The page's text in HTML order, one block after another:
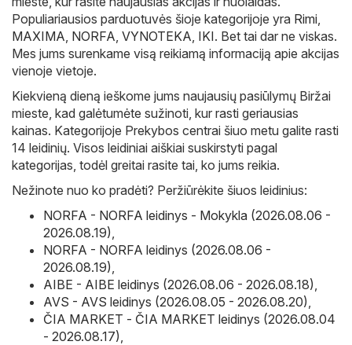
Populiariausios parduotuvės šioje kategorijoje yra Rimi
MAXIMA NORFA VYNOTEKA IKI. Bet tai dar ne viskas.
Mes jums surenkame visą reikiamą informaciją apie akcijas
vienoje vietoje.
Kiekvieną dieną ieškome jums naujausių pasiūlymų Biržai
mieste, kad galėtumėte sužinoti, kur rasti geriausias
kainas. Kategorijoje Prekybos centrai šiuo metu galite rasti
14 leidinių. Visos leidiniai aiškiai suskirstyti pagal
kategorijas, todėl greitai rasite tai, ko jums reikia.
Nežinote nuo ko pradėti? Peržiūrėkite šiuos leidinius:
NORFA - NORFA leidinys - Mokykla (2026.08.06 -
2026.08.19)
NORFA - NORFA leidinys (2026.08.06 -
2026.08.19)
AIBE - AIBE leidinys (2026.08.06 - 2026.08.18)
AVS - AVS leidinys (2026.08.05 - 2026.08.20)
ČIA MARKET - ČIA MARKET leidinys (2026.08.04
- 2026.08.17)